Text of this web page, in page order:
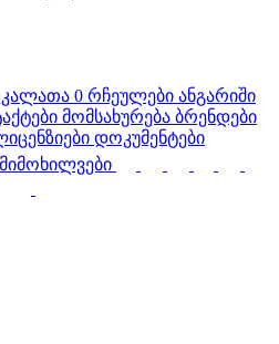
კალათა 0 რჩეულები ანგარიში
მომსახურება ბრენდები
დოკუმენტები
მიმოხილვები